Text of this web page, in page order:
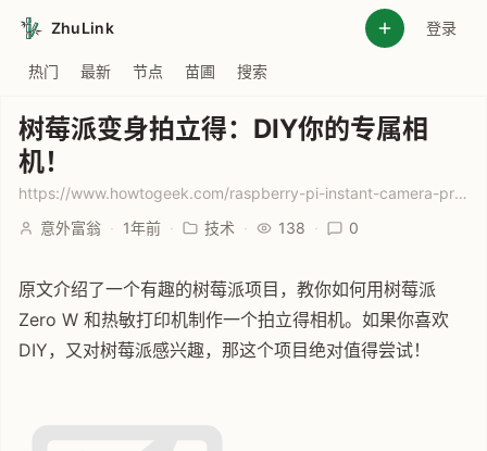
ZhuLink 登录
热门 最新 节点 苗圃 搜索
树莓派变身拍立得：DIY你的专属相
机！
https://www.howtogeek.com/raspberry-pi-instant-camera-project/
意外富翁 · 1年前 · 技术 · 138 · 0
原文介绍了一个有趣的树莓派项目，教你如何用树莓派
Zero W 和热敏打印机制作一个拍立得相机。如果你喜欢
DIY，又对树莓派感兴趣，那这个项目绝对值得尝试！